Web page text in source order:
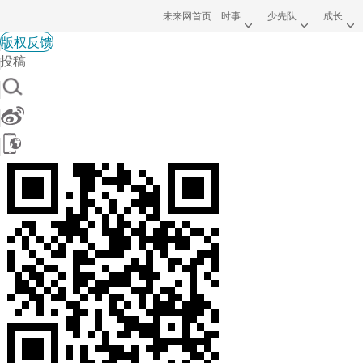
未来网首页 时事 少先队 成长
版权反馈
投稿